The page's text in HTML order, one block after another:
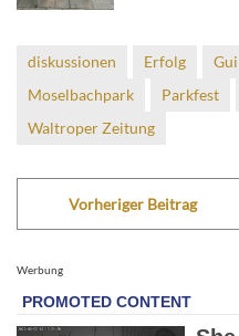
diskussionen Erfolg
Moselbachpark
Parkfest
Waltroper Zeitung
Vorheriger Beitrag
Werbung